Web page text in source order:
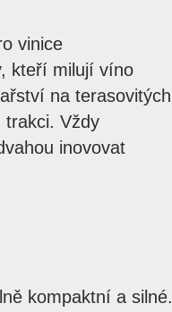
vinice
kteří milují víno
na terasovitých
trakci. Vždy
inovovat
kompaktní a silné.